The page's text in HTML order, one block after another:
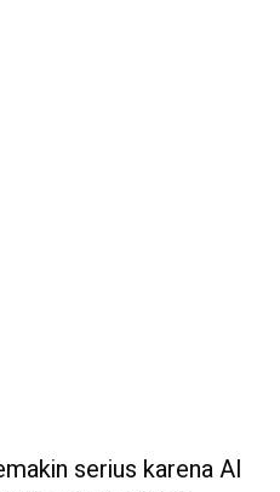
serius karena AI